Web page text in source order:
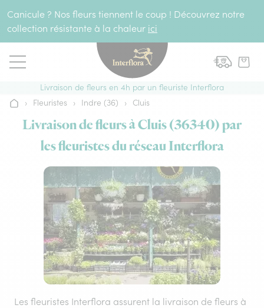
Canicule ? Nos fleurs tiennent le coup ! Découvrez notre
collection résistante à la chaleur ici
Livraison de fleurs en 4h par un fleuriste Interflora
Accueil
› Fleuristes › Indre (36) › Cluis
Livraison de fleurs à Cluis (36340) par
les fleuristes du réseau Interflora
Les fleuristes Interflora assurent la livraison de fleurs à